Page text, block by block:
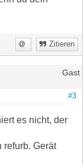
Zitieren
Gast
#3
es nicht, der
refurb. Gerät